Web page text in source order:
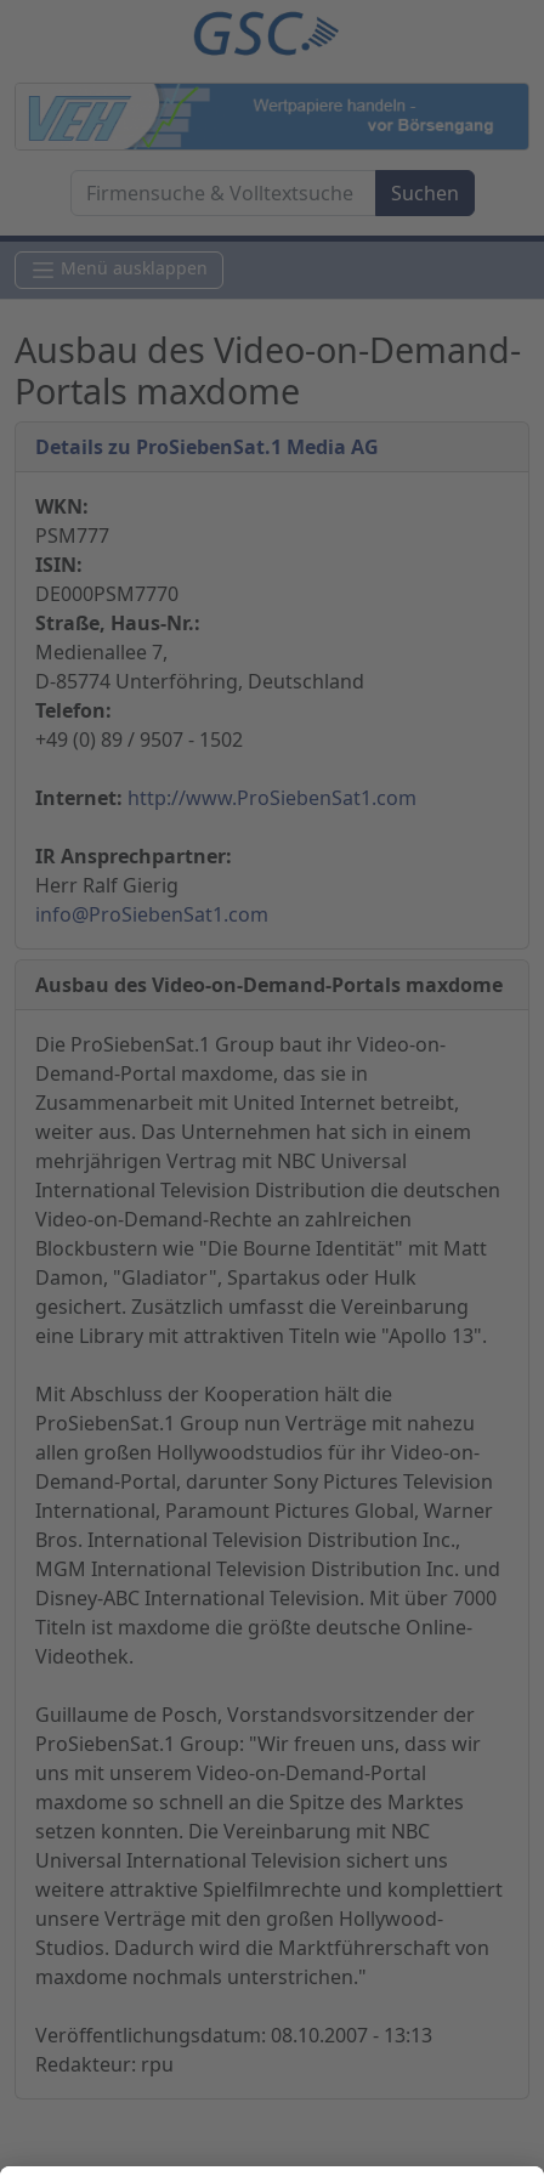
Menü ausklappen
Ausbau des Video-on-Demand-
Portals maxdome
Details zu ProSiebenSat.1 Media AG
WKN:
PSM777
ISIN:
DE000PSM7770
Straße, Haus-Nr.:
Medienallee 7,
D-85774 Unterföhring, Deutschland
Telefon:
+49 (0) 89 / 9507 - 1502
Internet: http://www.ProSiebenSat1.com
IR Ansprechpartner:
Herr Ralf Gierig
info@ProSiebenSat1.com
Ausbau des Video-on-Demand-Portals maxdome
Die ProSiebenSat.1 Group baut ihr Video-on-
Demand-Portal maxdome, das sie in
Zusammenarbeit mit United Internet betreibt,
weiter aus. Das Unternehmen hat sich in einem
mehrjährigen Vertrag mit NBC Universal
International Television Distribution die deutschen
Video-on-Demand-Rechte an zahlreichen
Blockbustern wie "Die Bourne Identität" mit Matt
Damon, "Gladiator", Spartakus oder Hulk
gesichert. Zusätzlich umfasst die Vereinbarung
eine Library mit attraktiven Titeln wie "Apollo 13".
Mit Abschluss der Kooperation hält die
ProSiebenSat.1 Group nun Verträge mit nahezu
allen großen Hollywoodstudios für ihr Video-on-
Demand-Portal, darunter Sony Pictures Television
International, Paramount Pictures Global, Warner
Bros. International Television Distribution Inc.,
MGM International Television Distribution Inc. und
Disney-ABC International Television. Mit über 7000
Titeln ist maxdome die größte deutsche Online-
Videothek.
Guillaume de Posch, Vorstandsvorsitzender der
ProSiebenSat.1 Group: "Wir freuen uns, dass wir
uns mit unserem Video-on-Demand-Portal
maxdome so schnell an die Spitze des Marktes
setzen konnten. Die Vereinbarung mit NBC
Universal International Television sichert uns
weitere attraktive Spielfilmrechte und komplettiert
unsere Verträge mit den großen Hollywood-
Studios. Dadurch wird die Marktführerschaft von
maxdome nochmals unterstrichen."
Veröffentlichungsdatum: 08.10.2007 - 13:13
Redakteur: rpu